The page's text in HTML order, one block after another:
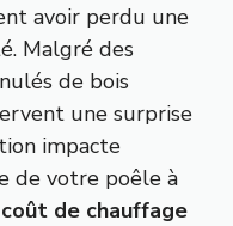
avoir perdu une
Malgré des
de bois
une surprise
impacte
de votre poêle à
coût de chauffage